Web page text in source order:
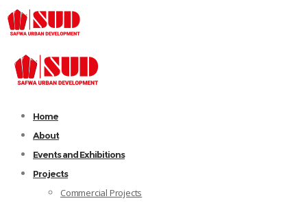
Home
About
Events and Exhibitions
Projects
Commercial Projects